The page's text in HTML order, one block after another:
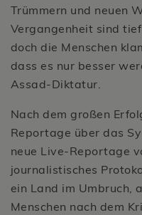
Trümmern und neuen
Vergangenheit sind
doch die Menschen
dass es nur besser
Assad-Diktatur.
Nach dem großen
Reportage über das
neue Live-Reportage
journalistisches
ein Land im Umbruch,
Menschen nach dem